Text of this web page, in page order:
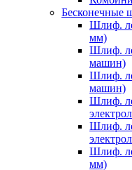
Бесконечные
Шлиф.
мм)
Шлиф.
машин)
Шлиф.
машин)
Шлиф.
Шлиф.
Шлиф.
мм)